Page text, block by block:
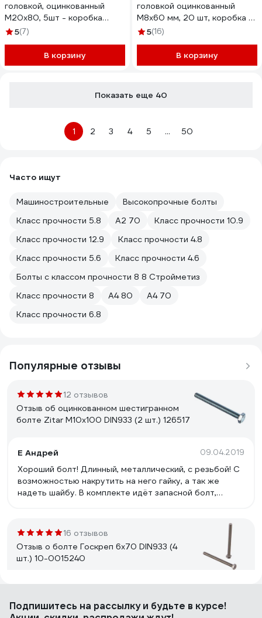
головкой, оцинкованный
М20х80, 5шт - коробка
Tech-Krep 126544
5(7)
В корзину
головкой оцинкованный
М8x60 мм, 20 шт, коробка с
окном Tech-Kr Zitar 105212
5(16)
В корзину
Показать еще 40
1 2 3 4 5 ... 50
Часто ищут
Машиностроительные
Высокопрочные болты
Класс прочности 5.8
А2 70
Класс прочности 10.9
Класс прочности 12.9
Класс прочности 4.8
Класс прочности 5.6
Класс прочности 4.6
Болты с классом прочности 8 8 Стройметиз
Класс прочности 8
А4 80
А4 70
Класс прочности 6.8
Популярные отзывы
12 отзывов
Отзыв об оцинкованном шестигранном
болте Zitar М10х100 DIN933 (2 шт.) 126517
Е Андрей 09.04.2019
Хороший болт! Длинный, металлический, с резьбой! С
возможностью накрутить на него гайку, а так же
надеть шайбу. В комплекте идёт запасной болт,
16 отзывов
Отзыв о болте Госкреп 6х70 DIN933 (4
шт.) 10-0015240
Хорошее качество болта с высокой прочностью,
Подпишитесь на рассылкуи будьте в курсе!